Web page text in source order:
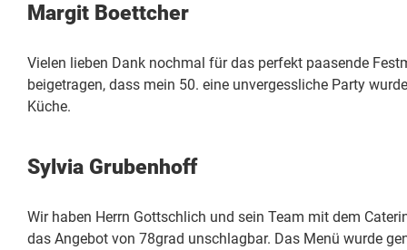
Margit Boettcher
Vielen lieben Dank nochmal für das perfekt paasende
beigetragen, dass mein 50. eine unvergessliche Party
Küche.
Sylvia Grubenhoff
Wir haben Herrn Gottschlich und sein Team mit dem
das Angebot von 78grad unschlagbar. Das Menü wurde